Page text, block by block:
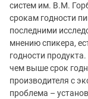
систем им. В.М.
срокам годности
последними
мнению спикера,
годности
чем выше срок
производителя с
проблема –